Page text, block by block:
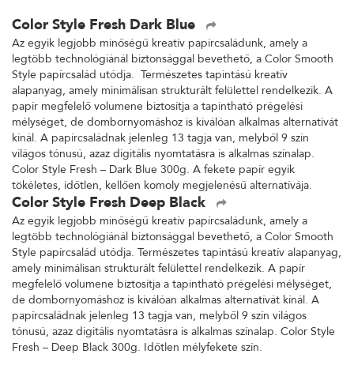
Color Style Fresh Dark Blue
Az egyik legjobb minőségű kreatív papírcsaládunk, amely a
legtöbb technológiánál biztonsággal bevethető, a Color Smooth
Style papírcsalád utódja. Természetes tapintású kreatív
alapanyag, amely minimálisan strukturált felülettel rendelkezik. A
papír megfelelő volumene biztosítja a tapintható prégelési
mélységet, de dombornyomáshoz is kiválóan alkalmas alternatívát
kínál. A papírcsaládnak jelenleg 13 tagja van, melyből 9 szín
világos tónusú, azaz digitális nyomtatásra is alkalmas színalap.
Color Style Fresh – Dark Blue 300g. A fekete papír egyik
tökéletes, időtlen, kellően komoly megjelenésű alternatívája.
Color Style Fresh Deep Black
Az egyik legjobb minőségű kreatív papírcsaládunk, amely a
legtöbb technológiánál biztonsággal bevethető, a Color Smooth
Style papírcsalád utódja. Természetes tapintású kreatív alapanyag,
amely minimálisan strukturált felülettel rendelkezik. A papír
megfelelő volumene biztosítja a tapintható prégelési mélységet,
de dombornyomáshoz is kiválóan alkalmas alternatívát kínál. A
papírcsaládnak jelenleg 13 tagja van, melyből 9 szín világos
tónusú, azaz digitális nyomtatásra is alkalmas színalap. Color Style
Fresh – Deep Black 300g. Időtlen mélyfekete szín.